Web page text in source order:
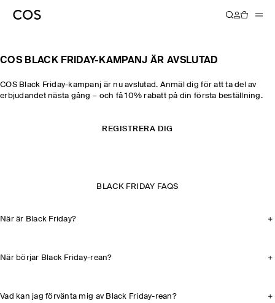
COS BLACK FRIDAY-KAMPANJ ÄR AVSLUTAD
COS Black Friday-kampanj är nu avslutad. Anmäl dig för att ta del av
erbjudandet nästa gång – och få 10% rabatt på din första beställning.
REGISTRERA DIG
BLACK FRIDAY FAQS
När är Black Friday?
När börjar Black Friday-rean?
Vad kan jag förvänta mig av Black Friday-rean?